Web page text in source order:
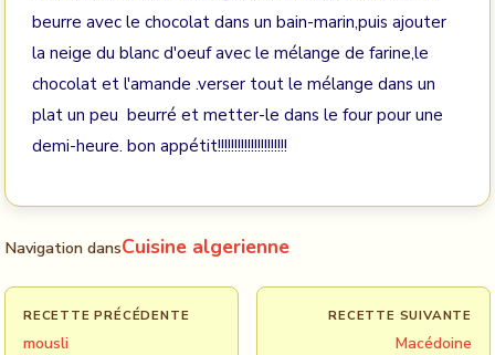
beurre avec le chocolat dans un bain-marin,puis ajouter
la neige du blanc d'oeuf avec le mélange de farine,le
chocolat et l'amande .verser tout le mélange dans un
plat un peu beurré et metter-le dans le four pour une
demi-heure. bon appétit!!!!!!!!!!!!!!!!!!!!!
Navigation dansCuisine algerienne
RECETTE PRÉCÉDENTE
mousli
RECETTE SUIVANTE
Macédoine